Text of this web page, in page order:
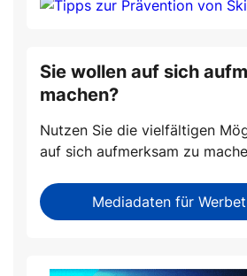
Sie wollen auf sich
machen?
Nutzen Sie die vielfältigen
auf sich aufmerksam zu
Mediadaten für